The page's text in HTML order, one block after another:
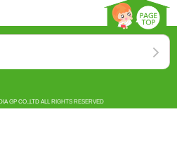
GP CO.,LTD ALL RIGHTS RESERVED